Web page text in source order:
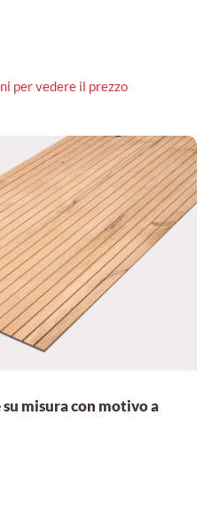
per vedere il prezzo
misura con motivo a